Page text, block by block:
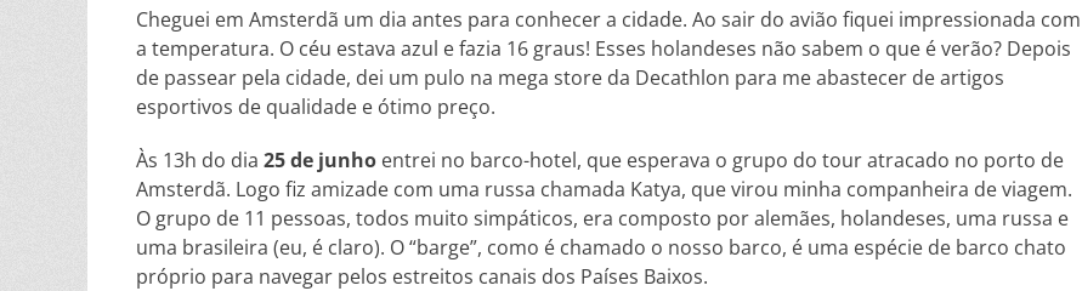
Cheguei em Amsterdã um dia antes para conhecer a cidade. Ao sair do avião fiquei impressionada com
a temperatura. O céu estava azul e fazia 16 graus! Esses holandeses não sabem o que é verão? Depois
de passear pela cidade, dei um pulo na mega store da Decathlon para me abastecer de artigos
esportivos de qualidade e ótimo preço.
Às 13h do dia 25 de junho entrei no barco-hotel, que esperava o grupo do tour atracado no porto de
Amsterdã. Logo fiz amizade com uma russa chamada Katya, que virou minha companheira de viagem.
O grupo de 11 pessoas, todos muito simpáticos, era composto por alemães, holandeses, uma russa e
uma brasileira (eu, é claro). O “barge”, como é chamado o nosso barco, é uma espécie de barco chato
próprio para navegar pelos estreitos canais dos Países Baixos.